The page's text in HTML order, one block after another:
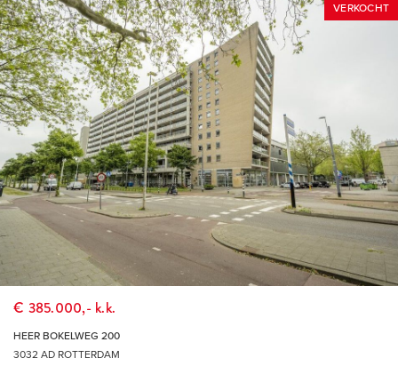
VERKOCHT
€ 385.000,- k.k.
HEER BOKELWEG 200
3032 AD ROTTERDAM